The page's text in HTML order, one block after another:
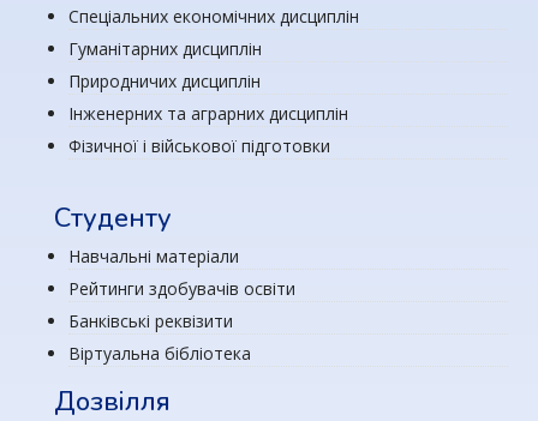
Спеціальних економічних дисциплін
Гуманітарних дисциплін
Природничих дисциплін
Інженерних та аграрних дисциплін
Фізичної і військової підготовки
Студенту
Навчальні матеріали
Рейтинги здобувачів освіти
Банківські реквізити
Віртуальна бібліотека
Дозвілля